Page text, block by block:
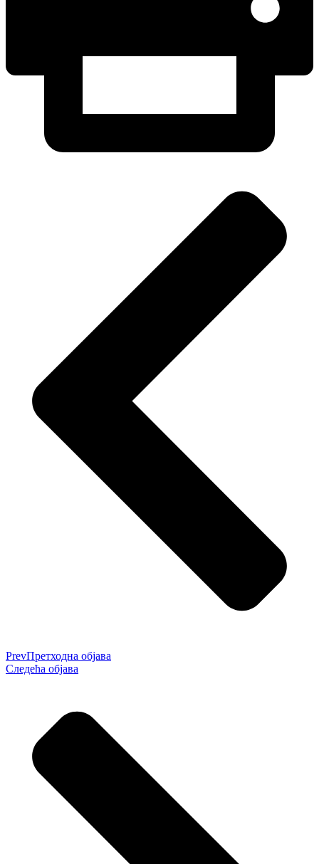
PrevПретходна објава
Следећа објава